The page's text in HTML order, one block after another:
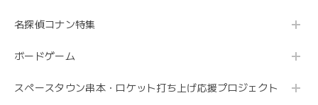
名探偵コナン特集
ボードゲーム
スペースタウン串本・ロケット打ち上げ応援プロジェクト